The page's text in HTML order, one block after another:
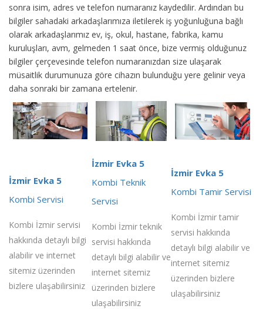
sonra isim, adres ve telefon numaranız kaydedilir. Ardından bu
bilgiler sahadaki arkadaşlarımıza iletilerek iş yoğunluğuna bağlı
olarak arkadaşlarımız ev, iş, okul, hastane, fabrika, kamu
kuruluşları, avm, gelmeden 1 saat önce, bize vermiş olduğunuz
bilgiler çerçevesinde telefon numaranızdan size ulaşarak
müsaitlik durumunuza göre cihazın bulunduğu yere gelinir veya
daha sonraki bir zamana ertelenir.
İzmir Evka 5
Kombi Servisi
Kombi İzmir servisi
hakkında detaylı bilgi
alabilir ve internet
sitemiz üzerinden
bizlere ulaşabilirsiniz
İzmir Evka 5
Kombi Teknik
Servisi
Kombi İzmir teknik
servisi hakkında
detaylı bilgi alabilir ve
internet sitemiz
üzerinden bizlere
ulaşabilirsiniz
İzmir Evka 5
Kombi Tamir Servisi
Kombi İzmir tamir
servisi hakkında
detaylı bilgi alabilir ve
internet sitemiz
üzerinden bizlere
ulaşabilirsiniz